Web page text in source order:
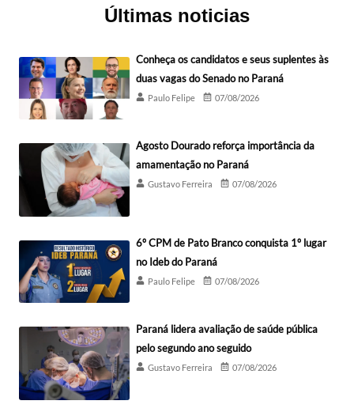
Últimas noticias
Conheça os candidatos e seus suplentes às
duas vagas do Senado no Paraná
Paulo Felipe 07/08/2026
Agosto Dourado reforça importância da
amamentação no Paraná
Gustavo Ferreira 07/08/2026
6º CPM de Pato Branco conquista 1º lugar
no Ideb do Paraná
Paulo Felipe 07/08/2026
Paraná lidera avaliação de saúde pública
pelo segundo ano seguido
Gustavo Ferreira 07/08/2026